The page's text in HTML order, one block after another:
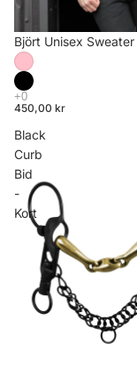
Björt Unisex Sweater
450,00 kr
Black
Curb
Bid
-
Kort